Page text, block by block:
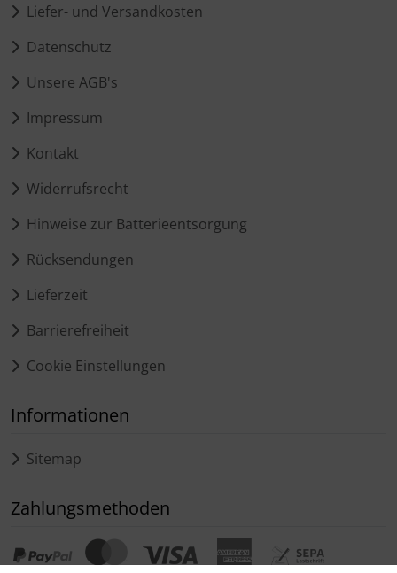
Liefer- und Versandkosten
Datenschutz
Unsere AGB's
Impressum
Kontakt
Widerrufsrecht
Hinweise zur Batterieentsorgung
Rücksendungen
Lieferzeit
Barrierefreiheit
Cookie Einstellungen
Informationen
Sitemap
Zahlungsmethoden